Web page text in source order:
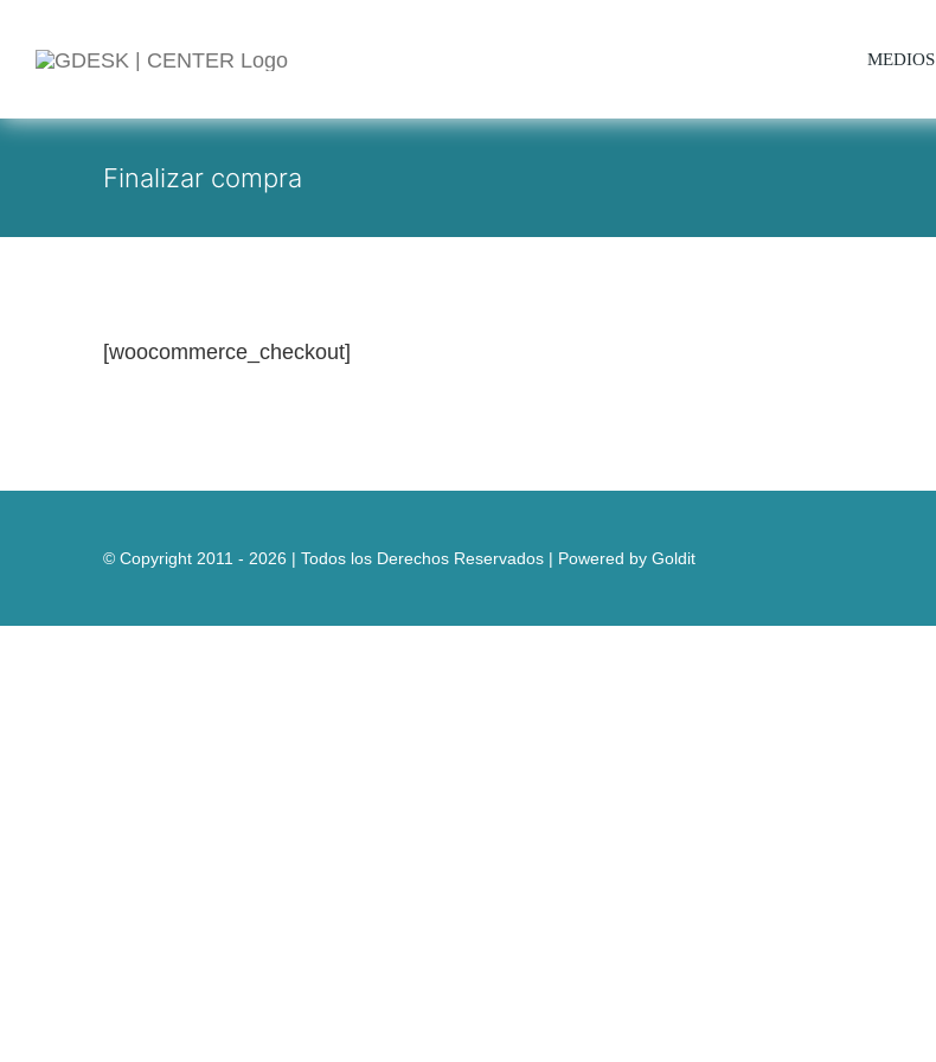
MEDIOS
Finalizar compra
[woocommerce_checkout]
© Copyright 2011 - 2026 | Todos los Derechos Reservados | Powered by Goldit